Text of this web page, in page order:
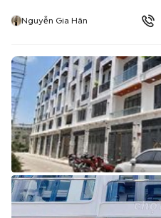
Nguyễn Gia Hân